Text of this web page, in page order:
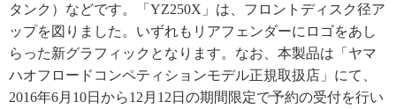
タンク）などです。「YZ250X」は、フロントディスク径ア
ップを図りました。いずれもリアフェンダーにロゴをあし
らった新グラフィックとなります。なお、本製品は「ヤマ
ハオフロードコンペティションモデル正規取扱店」にて、
2016年6月10日から12月12日の期間限定で予約の受付を行い